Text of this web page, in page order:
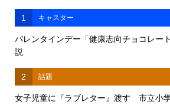
1 キャスター
バレンタインデー「健康志向チョコレー
説
2 話題
女子児童に『ラブレター』渡す 市立小